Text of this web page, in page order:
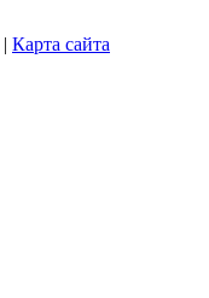
| Карта сайта